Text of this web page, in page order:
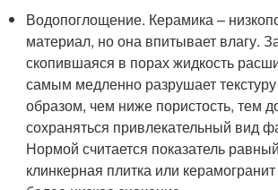
Водопоглощение. Керамика –
материал, но она впитывает влагу.
скопившаяся в порах жидкость
самым медленно разрушает
образом, чем ниже пористость, тем
сохраняться привлекательный вид
Нормой считается показатель
клинкерная плитка или